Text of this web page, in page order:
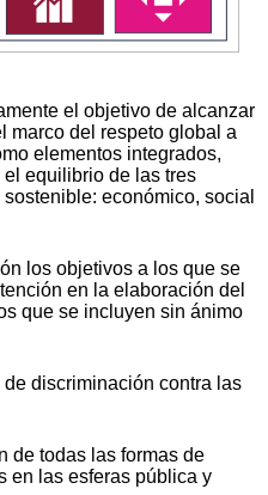
el objetivo de alcanzar
marco del respeto global a
elementos integrados,
equilibrio de las tres
económico, social
los objetivos a los que se
en la elaboración del
que se incluyen sin ánimo
discriminación contra las
de todas las formas de
en las esferas pública y